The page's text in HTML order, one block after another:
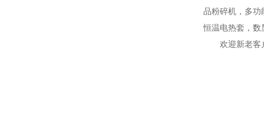
品粉碎机，多功
恒温电热套，数
欢迎新老客